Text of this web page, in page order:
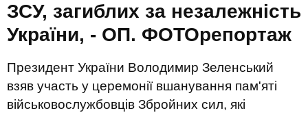
ЗСУ, загиблих за незалежність
України, - ОП. ФОТОрепортаж
Президент України Володимир Зеленський
взяв участь у церемонії вшанування пам'яті
військовослужбовців Збройних сил, які